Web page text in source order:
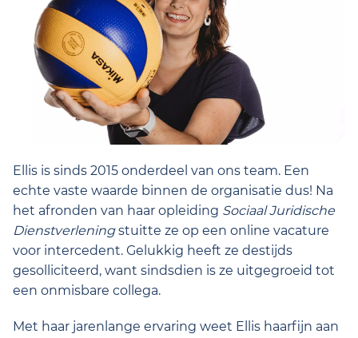
Ellis is sinds 2015 onderdeel van ons team. Een
echte vaste waarde binnen de organisatie dus! Na
het afronden van haar opleiding Sociaal Juridische
Dienstverleningstuitte ze op een online vacature
voor intercedent. Gelukkig heeft ze destijds
gesolliciteerd, want sindsdien is ze uitgegroeid tot
een onmisbare collega.
Met haar jarenlange ervaring weet Ellis haarfijn aan